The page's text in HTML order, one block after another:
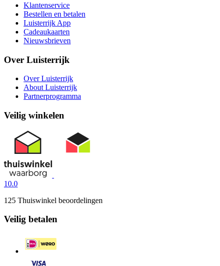
Klantenservice
Bestellen en betalen
Luisterrijk App
Cadeaukaarten
Nieuwsbrieven
Over Luisterrijk
Over Luisterrijk
About Luisterrijk
Partnerprogramma
Veilig winkelen
10.0
125 Thuiswinkel beoordelingen
Veilig betalen